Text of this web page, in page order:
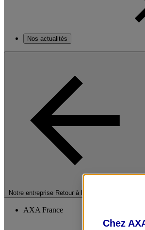
Nos actualités
Notre entreprise Retour à la section précédente
AXA France
Chez